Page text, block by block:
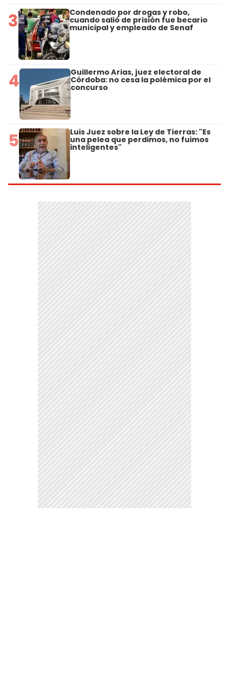
3 Condenado por drogas y robo,
cuando salió de prisión fue becario
municipal y empleado de Senaf
4 Guillermo Arias, juez electoral de
Córdoba: no cesa la polémica por el
concurso
5 Luis Juez sobre la Ley de Tierras: "Es
una pelea que perdimos, no fuimos
inteligentes"